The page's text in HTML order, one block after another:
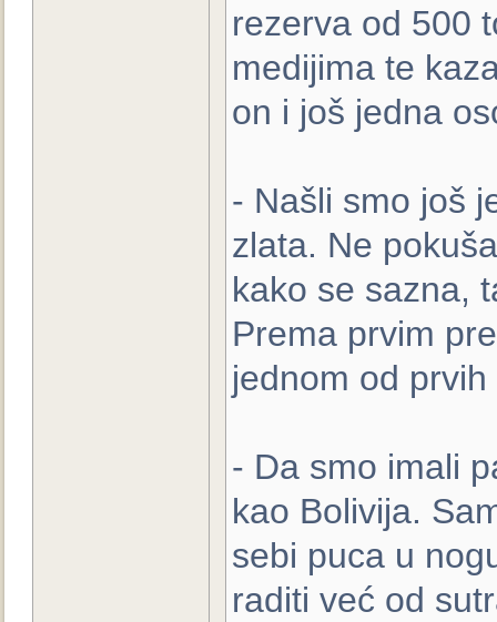
rezerva od 500
medijima te
on i još jedna
- Našli smo još
zlata. Ne
kako se sazna,
Prema prvim
jednom od
- Da smo imali
kao Bolivija.
sebi puca u
raditi već od